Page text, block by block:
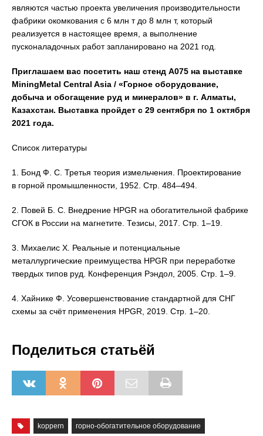
являются частью проекта увеличения производительности
фабрики окомкования с 6 млн т до 8 млн т, который
реализуется в настоящее время, а выполнение
пусконаладочных работ запланировано на 2021 год.
Приглашаем вас посетить наш стенд A075 на выставке
MiningMetal Central Asia / «Горное оборудование,
добыча и обогащение руд и минералов» в г. Алматы,
Казахстан. Выставка пройдет с 29 сентября по 1 октября
2021 года.
Список литературы
1. Бонд Ф. С. Третья теория измельчения. Проектирование
в горной промышленности, 1952. Стр. 484–494.
2. Повей Б. C. Внедрение HPGR на обогатительной фабрике
СГОК в России на магнетите. Тезисы, 2017. Стр. 1–19.
3. Михаелис Х. Реальные и потенциальные
металлургические преимущества HPGR при переработке
твердых типов руд. Конференция Рэндол, 2005. Стр. 1–9.
4. Хайнике Ф. Усовершенствование стандартной для СНГ
схемы за счёт применения HPGR, 2019. Стр. 1–20.
Поделиться статьёй
koppern горно-обогатительное оборудование